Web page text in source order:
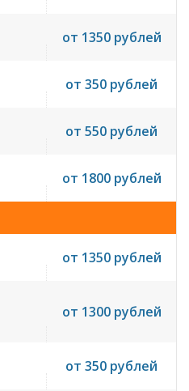
от 1350 рублей
от 350 рублей
от 550 рублей
от 1800 рублей
от 1350 рублей
от 1300 рублей
от 350 рублей